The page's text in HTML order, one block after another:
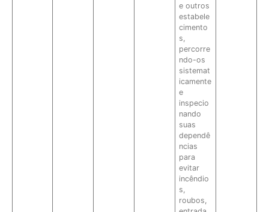
e outros
estabele
cimento
s,
percorre
ndo-os
sistemat
icamente
e
inspecio
nando
suas
dependê
ncias
para
evitar
incêndio
s,
roubos,